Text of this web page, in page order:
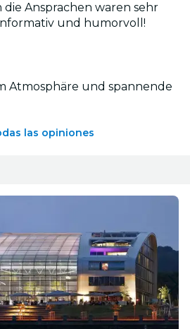
die Ansprachen waren sehr
und humorvoll!
Atmosphäre und spannende
las opiniones